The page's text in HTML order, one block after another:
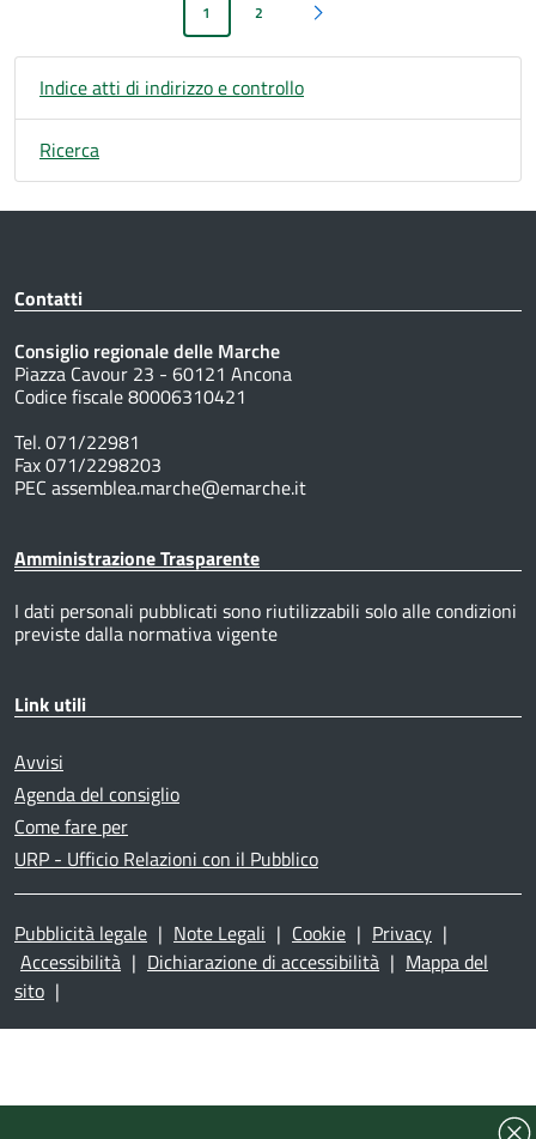
1 2 Pagina successiva
Indice atti di indirizzo e controllo
Ricerca
Contatti
Consiglio regionale delle Marche
Piazza Cavour 23 - 60121 Ancona
Codice fiscale 80006310421
Tel. 071/22981
Fax 071/2298203
PEC assemblea.marche@emarche.it
Amministrazione Trasparente
I dati personali pubblicati sono riutilizzabili solo alle condizioni
previste dalla normativa vigente
Link utili
Avvisi
Agenda del consiglio
Come fare per
URP - Ufficio Relazioni con il Pubblico
Pubblicità legale | Note Legali | Cookie | Privacy |
Accessibilità | Dichiarazione di accessibilità | Mappa del
sito |